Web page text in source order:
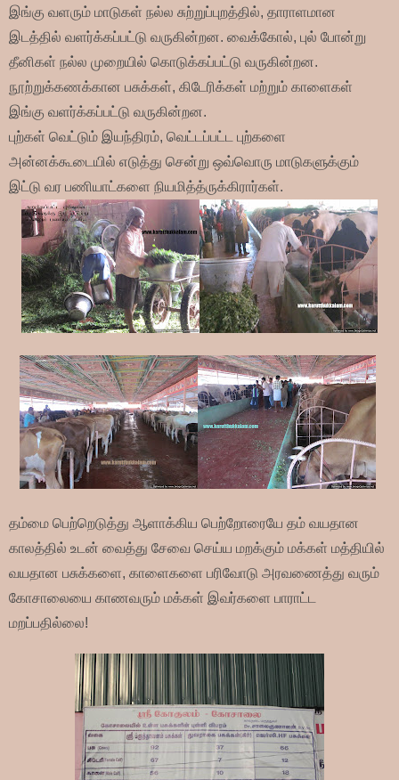
இங்கு வளரும் மாடுகள் நல்ல சுற்றுப்புறத்தில், தாராளமான
இடத்தில் வளர்க்கப்பட்டு வருகின்றன. வைக்கோல், புல் போன்று
தீனிகள் நல்ல முறையில் கொடுக்கப்பட்டு வருகின்றன.
நூற்றுக்கணக்கான பசுக்கள், கிடேரிக்கள் மற்றும் காளைகள்
இங்கு வளர்க்கப்பட்டு வருகின்றன.
புற்கள் வெட்டும் இயந்திரம், வெட்டப்பட்ட புற்களை
அன்னக்கூடையில் எடுத்து சென்று ஒவ்வொரு மாடுகளுக்கும்
இட்டு வர பணியாட்களை நியமித்த்ருக்கிரார்கள்.
தம்மை பெற்றெடுத்து ஆளாக்கிய பெற்றோரையே தம் வயதான
காலத்தில் உடன் வைத்து சேவை செய்ய மறக்கும் மக்கள் மத்தியில்
வயதான பசுக்களை, காளைகளை பரிவோடு அரவணைத்து வரும்
கோசாலையை காணவரும் மக்கள் இவர்களை பாராட்ட
மறப்பதில்லை!